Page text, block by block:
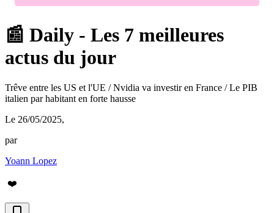
📰 Daily - Les 7 meilleures
actus du jour
Trêve entre les US et l'UE / Nvidia va investir en France / Le PIB
italien par habitant en forte hausse
Le 26/05/2025,
par
Yoann Lopez
❤️